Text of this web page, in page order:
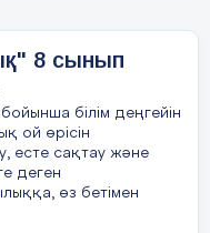
біздің
грек
фигура?
(10)
ұшы бар?
8 сынып
білім деңгейін
ой өрісін
есте сақтау және
деген
өз бетімен